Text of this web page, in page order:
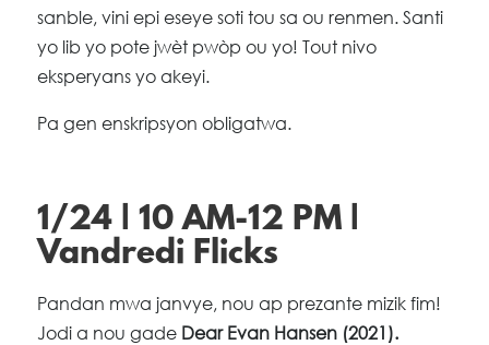
sanble, vini epi eseye soti tou sa ou renmen. Santi
yo lib yo pote jwèt pwòp ou yo! Tout nivo
eksperyans yo akeyi.
Pa gen enskripsyon obligatwa.
1/24 | 10 AM-12 PM |
Vandredi Flicks
Pandan mwa janvye, nou ap prezante mizik fim!
Jodi a nou gade Dear Evan Hansen (2021).